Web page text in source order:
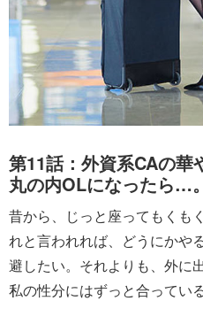
第11話：外資系CAの華
丸の内OLになったら…
昔から、じっと座ってもくも
れと言われれば、どうにかや
避したい。それよりも、外に
私の性分にはずっと合っている